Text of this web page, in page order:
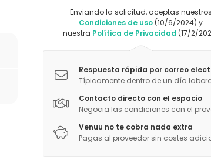
Enviando la solicitud, aceptas nuestros
Condiciones de uso (10/6/2024) y
nuestra Política de Privacidad (17/2/
Respuesta rápida por correo
Típicamente dentro de un día
Contacto directo con el espacio
Negocia las condiciones con el
Venuu no te cobra nada extra
Pagas al proveedor sin costes